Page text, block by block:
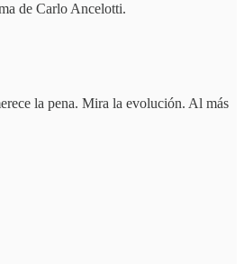
de Carlo Ancelotti.
la pena. Mira la evolución. Al más